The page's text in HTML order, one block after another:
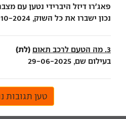
נכון ישברו את כל השוק, 31-10-2024
3. מה הטעם לרכב תאום (לת)
בעילום שם, 29-06-2025
טען תגובות